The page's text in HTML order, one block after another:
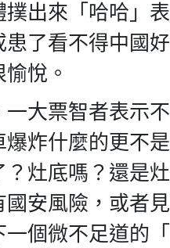
出來「哈哈」
了看不得中國
悅。
大票智者表示
炸什麼的更不
灶底嗎？還是
安風險，或者
個微不足道的